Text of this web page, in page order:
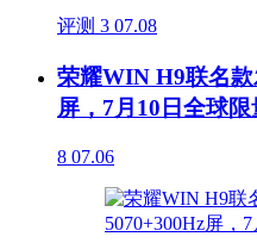
评测 3 07.08
荣耀WIN H9联名
屏，7月10日全球限
8 07.06